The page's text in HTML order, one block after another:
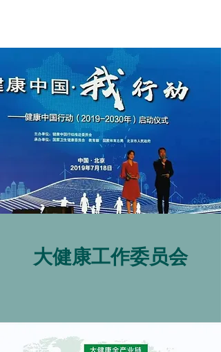
大健康工作委员会